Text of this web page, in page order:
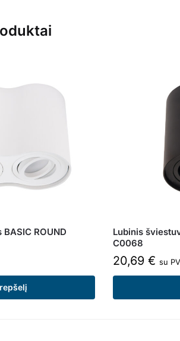
ROUND
Lubinis
C0068
20,69 € su